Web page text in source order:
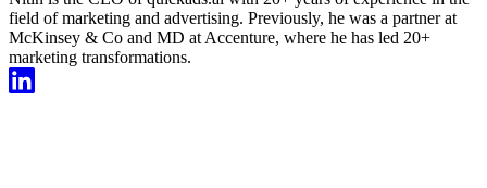
field of marketing and advertising. Previously, he was a partner at
McKinsey & Co and MD at Accenture, where he has led 20+
marketing transformations.